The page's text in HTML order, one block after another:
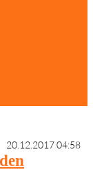
20.12.2017 04:58